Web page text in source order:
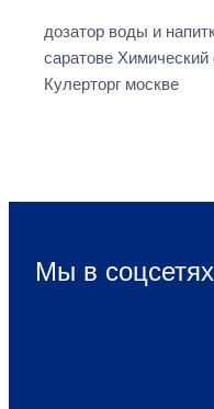
дозатор воды и
саратове
Кулерторг москве
Мы в соцсетях